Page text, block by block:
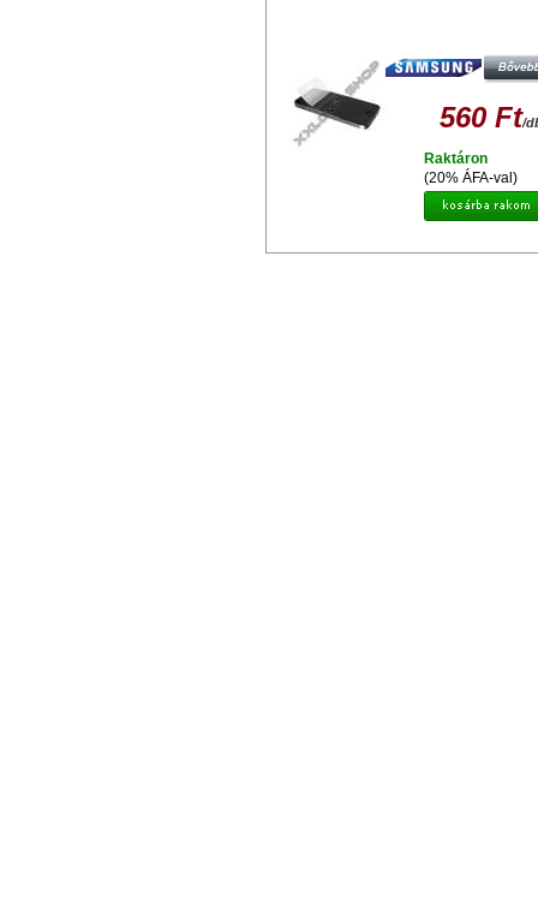
MATT ANTI GLARE
560 Ft/
(20% ÁFA-val)
Raktáron